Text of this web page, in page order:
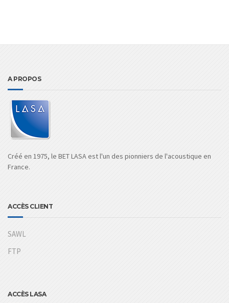
A PROPOS
Créé en 1975, le BET LASA est l'un des pionniers de l'acoustique en
France.
ACCÈS CLIENT
SAWL
FTP
ACCÈS LASA